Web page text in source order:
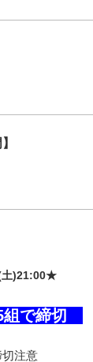
土)21:00★
組で締切